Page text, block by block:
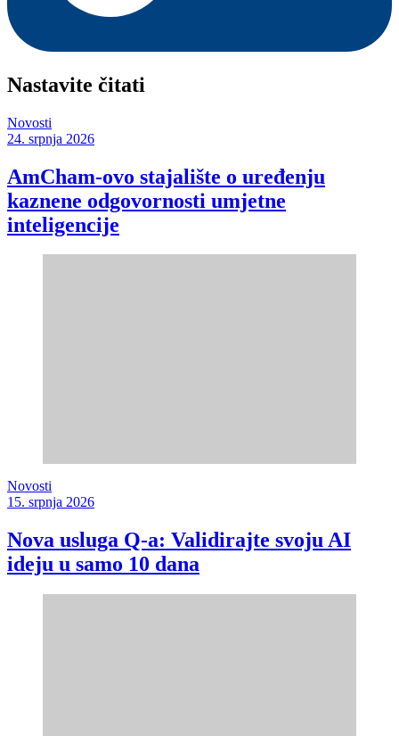
Nastavite čitati
Novosti
24. srpnja 2026
AmCham-ovo stajalište o uređenju
kaznene odgovornosti umjetne
inteligencije
Novosti
15. srpnja 2026
Nova usluga Q-a: Validirajte svoju AI
ideju u samo 10 dana